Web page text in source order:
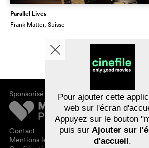
Parallel Lives
Frank Matter, Suisse
Sponsorisé par
Contact
Mentions légales
À propos
S'inscrire/
FAQ
Bons-
Pour ajouter cette
web sur l'écran
Appuyez sur le bouton
puis sur Ajouter sur
d'accueil.